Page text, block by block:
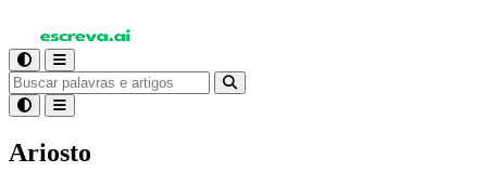
Ariosto